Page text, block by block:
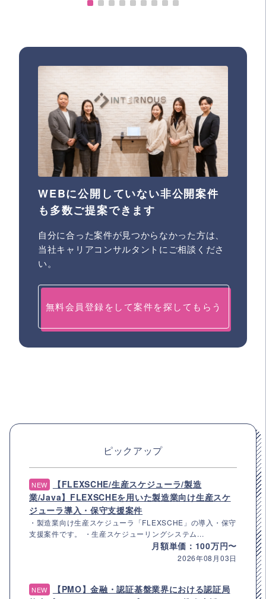
WEBに公開していない非公開案件
も多数ご提案できます
自分に合った案件が見つからなかった方は、
当社キャリアコンサルタントにご相談くださ
い。
無料会員登録をして案件を探してもらう
ピックアップ
NEW
【FLEXSCHE/生産スケジューラ/製造
業/Java】FLEXSCHEを用いた製造業向け生産スケ
ジューラ導入・保守支援案件
・製造業向け生産スケジューラ「FLEXSCHE」の導入・保守
支援案件です。 ・生産スケジューリングシステム...
月額単価：100万円〜
2026年08月03日
NEW
【PMO】金融・認証基盤業界における認証局